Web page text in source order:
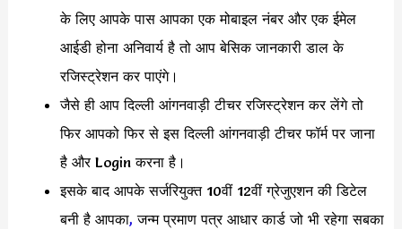
के लिए आपके पास आपका एक मोबाइल नंबर और एक ईमेल
आईडी होना अनिवार्य है तो आप बेसिक जानकारी डाल के
रजिस्ट्रेशन कर पाएंगे।
जैसे ही आप दिल्ली आंगनवाड़ी टीचर रजिस्ट्रेशन कर लेंगे तो
फिर आपको फिर से इस दिल्ली आंगनवाड़ी टीचर फॉर्म पर जाना
है और Login करना है।
इसके बाद आपके सर्जरियुक्त 10वीं 12वीं ग्रेजुएशन की डिटेल
बनी है आपका, जन्म प्रमाण पत्र आधार कार्ड जो भी रहेगा सबका